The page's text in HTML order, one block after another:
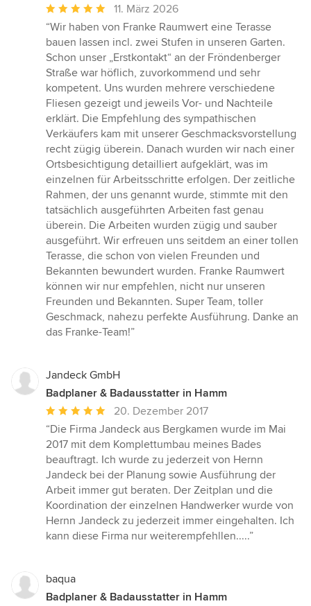
Durchschnittliche
Bewertung:
5
von
5
Sternen
11. März 2026
“Wir haben von Franke Raumwert eine Terasse
bauen lassen incl. zwei Stufen in unseren Garten.
Schon unser „Erstkontakt“ an der Fröndenberger
Straße war höflich, zuvorkommend und sehr
kompetent. Uns wurden mehrere verschiedene
Fliesen gezeigt und jeweils Vor- und Nachteile
erklärt. Die Empfehlung des sympathischen
Verkäufers kam mit unserer Geschmacksvorstellung
recht zügig überein. Danach wurden wir nach einer
Ortsbesichtigung detailliert aufgeklärt, was im
einzelnen für Arbeitsschritte erfolgen. Der zeitliche
Rahmen, der uns genannt wurde, stimmte mit den
tatsächlich ausgeführten Arbeiten fast genau
überein. Die Arbeiten wurden zügig und sauber
ausgeführt. Wir erfreuen uns seitdem an einer tollen
Terasse, die schon von vielen Freunden und
Bekannten bewundert wurden. Franke Raumwert
können wir nur empfehlen, nicht nur unseren
Freunden und Bekannten. Super Team, toller
Geschmack, nahezu perfekte Ausführung. Danke an
das Franke-Team!”
Jandeck GmbH
Badplaner & Badausstatter in Hamm
Durchschnittliche
Bewertung:
5
von
5
Sternen
20. Dezember 2017
“Die Firma Jandeck aus Bergkamen wurde im Mai
2017 mit dem Komplettumbau meines Bades
beauftragt. Ich wurde zu jederzeit von Hernn
Jandeck bei der Planung sowie Ausführung der
Arbeit immer gut beraten. Der Zeitplan und die
Koordination der einzelnen Handwerker wurde von
Hernn Jandeck zu jederzeit immer eingehalten. Ich
kann diese Firma nur weiterempfehllen.....”
baqua
Badplaner & Badausstatter in Hamm